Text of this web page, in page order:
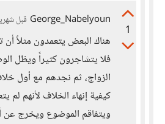
1
George_Nabelyoun قبل
هناك البعض يتعمدون مثلاً أن
فلا يتشاجرون كثيراً ويظل
الزواج، ثم نجدهم مع أول
كيفية إنهاء الخلاف لأنهم لم
ويتفاقم الموضوع ويخرج عن